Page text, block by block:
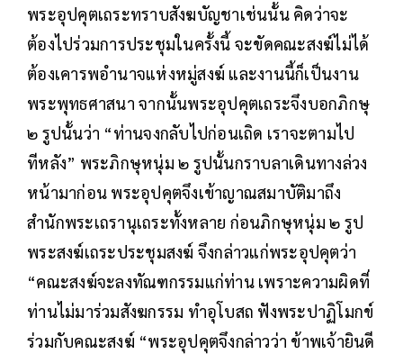
พระอุปคุตเถระทราบสังฆบัญชาเช่นนั้น คิดว่าจะ
ต้องไปร่วมการประชุมในครั้งนี้ จะขัดคณะสงฆ์ไม่ได้
ต้องเคารพอำนาจแห่งหมู่สงฆ์ และงานนี้ก็เป็นงาน
พระพุทธศาสนา จากนั้นพระอุปคุตเถระจึงบอกภิกษุ
๒ รูปนั้นว่า “ท่านจงกลับไปก่อนเถิด เราจะตามไป
ทีหลัง” พระภิกษุหนุ่ม ๒ รูปนั้นกราบลาเดินทางล่วง
หน้ามาก่อน พระอุปคุตจึงเข้าญาณสมาบัติมาถึง
สำนักพระเถรานุเถระทั้งหลาย ก่อนภิกษุหนุ่ม ๒ รูป
พระสงฆ์เถระประชุมสงฆ์ จึงกล่าวแก่พระอุปคุตว่า
“คณะสงฆ์จะลงทัณฑกรรมแก่ท่าน เพราะความผิดที่
ท่านไม่มาร่วมสังฆกรรม ทำอุโบสถ ฟังพระปาฏิโมกข์
ร่วมกับคณะสงฆ์ “พระอุปคุตจึงกล่าวว่า ข้าพเจ้ายินดี